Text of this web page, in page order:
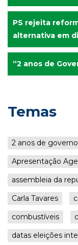
PS rejeita
alternativa em
“2 anos de
Temas
2 anos de governo
Apresentação
assembleia da
Carla Tavares
combustíveis
datas eleições